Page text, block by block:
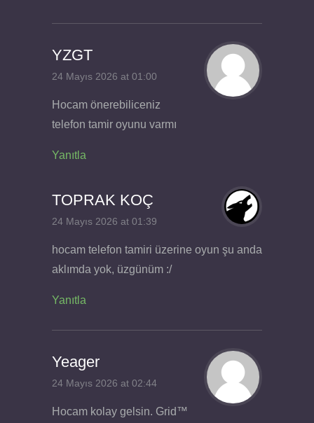
YZGT
24 Mayıs 2026 at 01:00
Hocam önerebiliceniz
telefon tamir oyunu varmı
Yanıtla
TOPRAK KOÇ
24 Mayıs 2026 at 01:39
hocam telefon tamiri üzerine oyun şu anda
aklımda yok, üzgünüm :/
Yanıtla
Yeager
24 Mayıs 2026 at 02:44
Hocam kolay gelsin. Grid™